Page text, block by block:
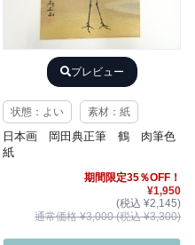
プレビュー
状態：よい 素材：紙
日本画 岡田典正筆 鶴 肉筆色
紙
期間限定35％OFF！
¥1,950
(税込 ¥2,145)
通常価格 ¥3,000 (税込 ¥3,300)